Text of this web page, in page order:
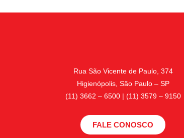
Rua São Vicente de Paulo, 374
Higienópolis, São Paulo – SP
(11) 3662 – 6500 | (11) 3579 – 9150
FALE CONOSCO